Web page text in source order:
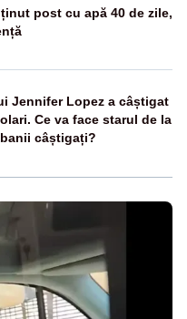
post cu apă 40 de zile,
Jennifer Lopez a câștigat
Ce va face starul de la
câștigați?